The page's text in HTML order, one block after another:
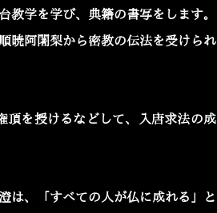
教学を学び、典籍の書写をします。
暁阿闍梨から密教の伝法を受けられ
を授けるなどして、入唐求法の成
は、「すべての人が仏に成れる」と